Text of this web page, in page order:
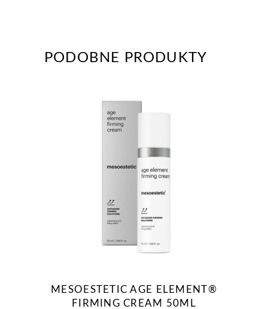
PODOBNE PRODUKTY
MESOESTETIC AGE ELEMENT®
FIRMING CREAM 50ML